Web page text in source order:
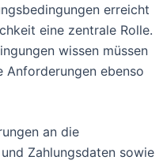
erreicht
eine zentrale Rolle.
wissen müssen
ebenso
an die
Zahlungsdaten sowie